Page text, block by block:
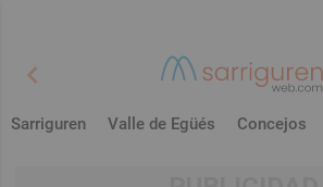
chevron_left
Sarriguren Valle de Egüés Concejos